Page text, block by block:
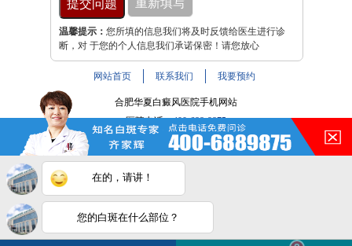
温馨提示： 您所填的信息我们将及时反馈给医生进行诊
断，对 于您的个人信息我们承诺保密！请您放心
网站首页 联系我们 我要预约
合肥华夏白癜风医院手机网站
医院电话：400-688-9875
医院地址：合肥市铜陵路与裕溪路交叉路口
注：本网站信息仅供参考，不能作为诊断及医疗依据，服用
药物或进行治疗时请遵医嘱。如有转载或引用文章涉及版权
问题，请与我们联系。
皖ICP备16014022号-9
在的，请讲！
您的白斑在什么部位？